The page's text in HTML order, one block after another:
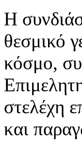
Η
θεσμικό
κόσμο,
στελέχη
και